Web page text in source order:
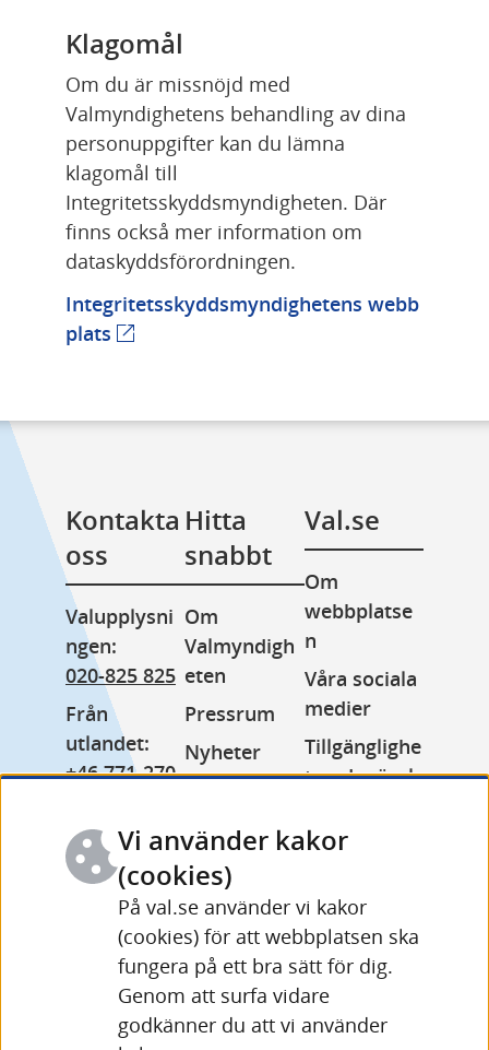
Klagomål
Om du är missnöjd med
Valmyndighetens behandling av dina
personuppgifter kan du lämna
klagomål till
Integritetsskyddsmyndigheten. Där
finns också mer information om
dataskyddsförordningen.
Integritetsskyddsmyndighetens webb
plats (extern webbplats)
Kontakta
oss
Valupplysni
ngen:
020-825 825
Från
utlandet:
+46 771-270
Växel:
010-575 70
kontaktuppg
ifter och
öppettider
Hitta
snabbt
Om
Valmyndigh
eten
Pressrum
Nyheter
Minoritetss
pråk
Other
languages
Val.se
Om
webbplatse
n
Våra sociala
medier
Tillgänglighe
tsredogörels
Kakor
Behandling
av
personuppgi
fter
Vi använder kakor
(cookies)
På val.se använder vi kakor
(cookies) för att webbplatsen ska
fungera på ett bra sätt för dig.
Genom att surfa vidare
godkänner du att vi använder